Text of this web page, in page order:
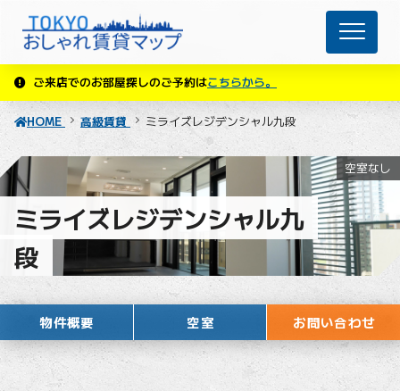
ご来店でのお部屋探しのご予約はこちらから。
HOME 高級賃貸 ミライズレジデンシャル九段
ミライズレジデンシャル九
段
空室なし
物件概要 空室 お問い合わせ